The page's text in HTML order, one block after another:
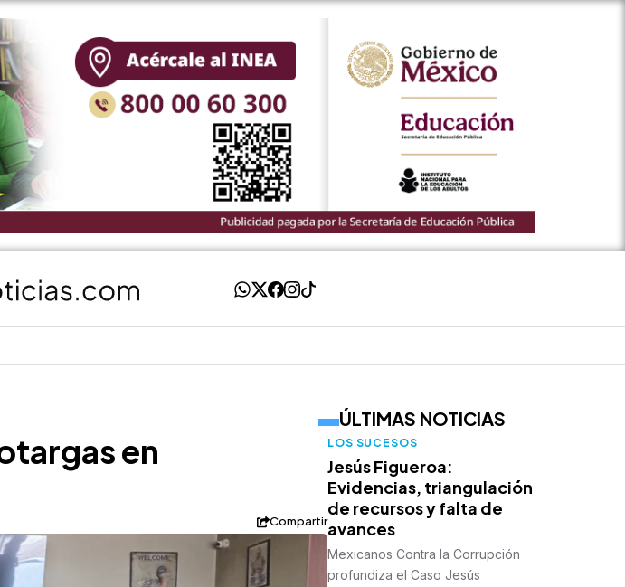
en
Compartir
ÚLTIMAS NOTICIAS
LOS SUCESOS
Jesús Figueroa:
Evidencias, triangulación
de recursos y falta de
avances
Mexicanos Contra la Corrupción
profundiza el Caso Jesús